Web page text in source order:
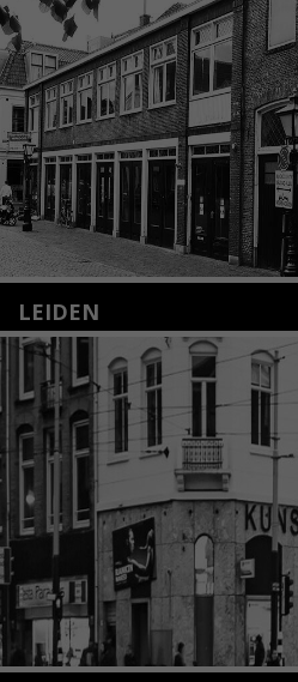
LEIDEN
Nieuwstraat 35
2312 KA Leiden
+31(0)71 – 52 84 480
info@kunsthuisleiden.nl
Lees meer